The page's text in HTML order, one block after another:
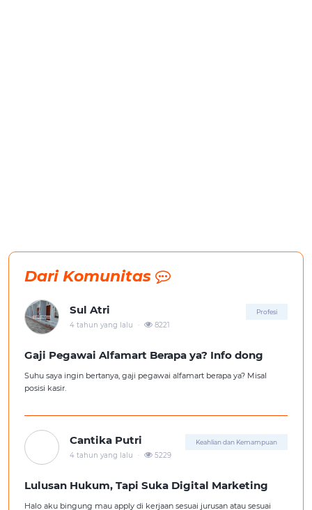
Dari Komunitas
Sul Atri Profesi
4 tahun yang lalu . 8221
Gaji Pegawai Alfamart Berapa ya? Info dong
Suhu saya ingin bertanya, gaji pegawai alfamart berapa ya? Misal
posisi kasir.
Cantika Putri Keahlian dan Kemampuan
4 tahun yang lalu . 5229
Lulusan Hukum, Tapi Suka Digital Marketing
Halo aku bingung mau apply di kerjaan sesuai jurusan atau sesuai